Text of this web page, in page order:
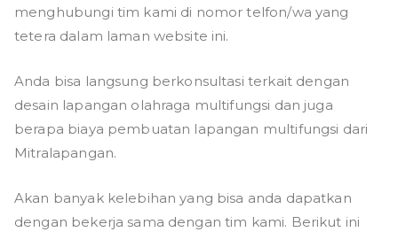
menghubungi tim kami di nomor telfon/wa yang
tetera dalam laman website ini.
Anda bisa langsung berkonsultasi terkait dengan
desain lapangan olahraga multifungsi dan juga
berapa biaya pembuatan lapangan multifungsi dari
Mitralapangan.
Akan banyak kelebihan yang bisa anda dapatkan
dengan bekerja sama dengan tim kami. Berikut ini